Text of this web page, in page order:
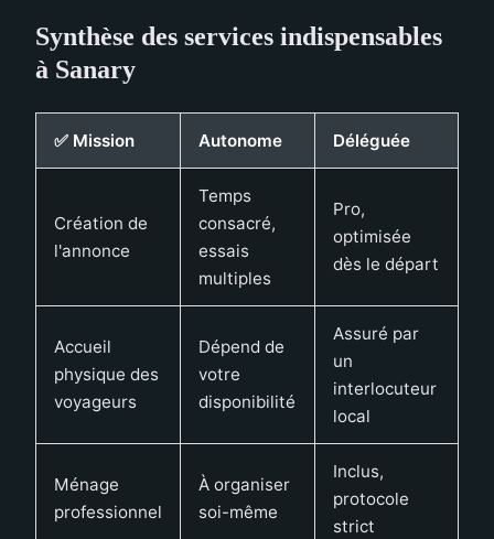
Synthèse des services indispensables
à Sanary
✅ Mission Autonome Déléguée
Création de
l'annonce
Temps
consacré,
essais
multiples
Pro,
optimisée
dès le départ
Accueil
physique des
voyageurs
Dépend de
votre
disponibilité
Assuré par
un
interlocuteur
local
Ménage
professionnel
À organiser
soi-même
Inclus,
protocole
strict